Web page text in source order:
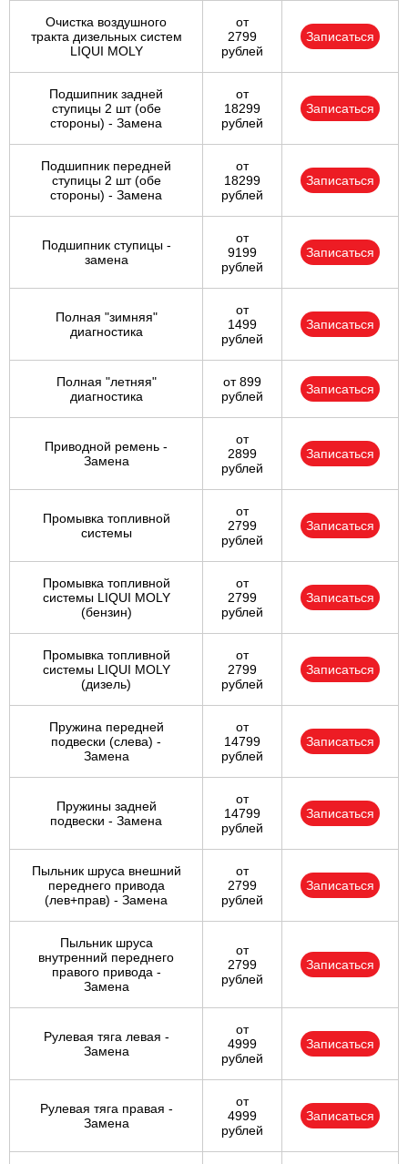
Очистка воздушного
тракта дизельных систем
LIQUI MOLY
от
2799
рублей
Записаться
Подшипник задней
ступицы 2 шт (обе
стороны) - Замена
от
18299
рублей
Записаться
Подшипник передней
ступицы 2 шт (обе
стороны) - Замена
от
18299
рублей
Записаться
Подшипник ступицы -
замена
от
9199
рублей
Записаться
Полная "зимняя"
диагностика
от
1499
рублей
Записаться
Полная "летняя"
диагностика
от 899
рублей
Записаться
Приводной ремень -
Замена
от
2899
рублей
Записаться
Промывка топливной
системы
от
2799
рублей
Записаться
Промывка топливной
системы LIQUI MOLY
(бензин)
от
2799
рублей
Записаться
Промывка топливной
системы LIQUI MOLY
(дизель)
от
2799
рублей
Записаться
Пружина передней
подвески (слева) -
Замена
от
14799
рублей
Записаться
Пружины задней
подвески - Замена
от
14799
рублей
Записаться
Пыльник шруса внешний
переднего привода
(лев+прав) - Замена
от
2799
рублей
Записаться
Пыльник шруса
внутренний переднего
правого привода -
Замена
от
2799
рублей
Записаться
Рулевая тяга левая -
Замена
от
4999
рублей
Записаться
Рулевая тяга правая -
Замена
от
4999
рублей
Записаться